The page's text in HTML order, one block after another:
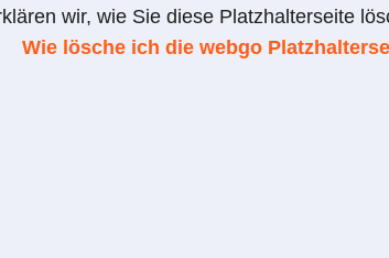
wir, wie Sie diese Platzhalterseite
Wie lösche ich die webgo